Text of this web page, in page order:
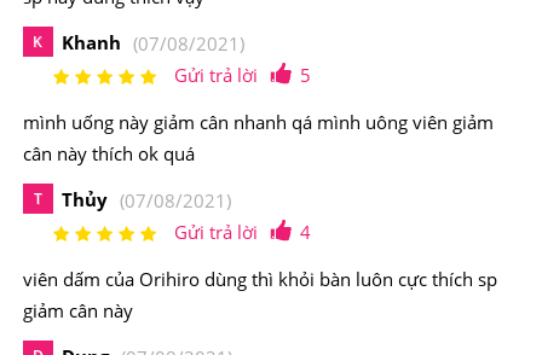
Dấm Đen Orihiro giúp giảm cân an toàn
Nguồn Gốc Xuất Xứ Từ Đâu, Thành Phần Như
Thế Nào?
K Khanh (07/08/2021)
Gửi trả lời
5
mình uống này giảm cân nhanh qá mình uông viên giảm
cân này thích ok quá
T Thủy (07/08/2021)
Gửi trả lời
4
viên dấm của Orihiro dùng thì khỏi bàn luôn cực thích sp
giảm cân này